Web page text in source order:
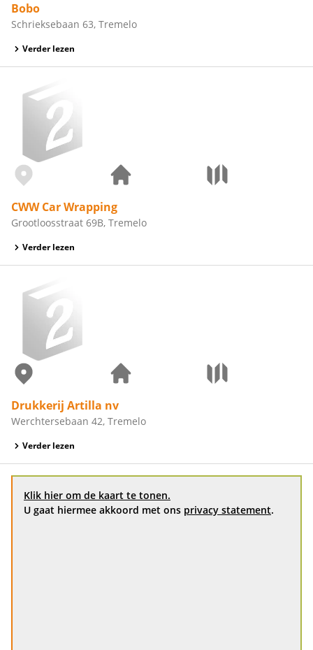
Bobo
Schrieksebaan 63, Tremelo
Verder lezen
CWW Car Wrapping
Grootloosstraat 69B, Tremelo
Verder lezen
Drukkerij Artilla nv
Werchtersebaan 42, Tremelo
Verder lezen
Klik hier om de kaart te tonen.
U gaat hiermee akkoord met ons privacy statement.